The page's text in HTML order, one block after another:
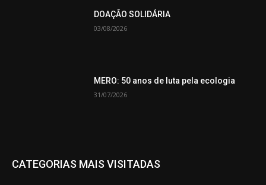
DOAÇÃO SOLIDÁRIA
03/08/2026
MERO: 50 anos de luta pela ecologia
31/07/2026
CATEGORIAS MAIS VISITADAS